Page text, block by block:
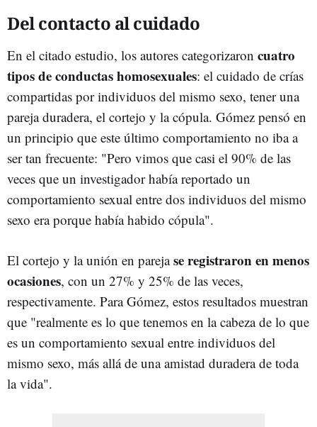
Del contacto al cuidado
En el citado estudio, los autores categorizaron cuatro
tipos de conductas homosexuales: el cuidado de crías
compartidas por individuos del mismo sexo, tener una
pareja duradera, el cortejo y la cópula. Gómez pensó en
un principio que este último comportamiento no iba a
ser tan frecuente: "Pero vimos que casi el 90% de las
veces que un investigador había reportado un
comportamiento sexual entre dos individuos del mismo
sexo era porque había habido cópula".
El cortejo y la unión en parejase registraron en menos
ocasiones, con un 27% y 25% de las veces,
respectivamente. Para Gómez, estos resultados muestran
que "realmente es lo que tenemos en la cabeza de lo que
es un comportamiento sexual entre individuos del
mismo sexo, más allá de una amistad duradera de toda
la vida".